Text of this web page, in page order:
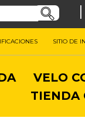
|
SITIO DE
VELO
TIENDA